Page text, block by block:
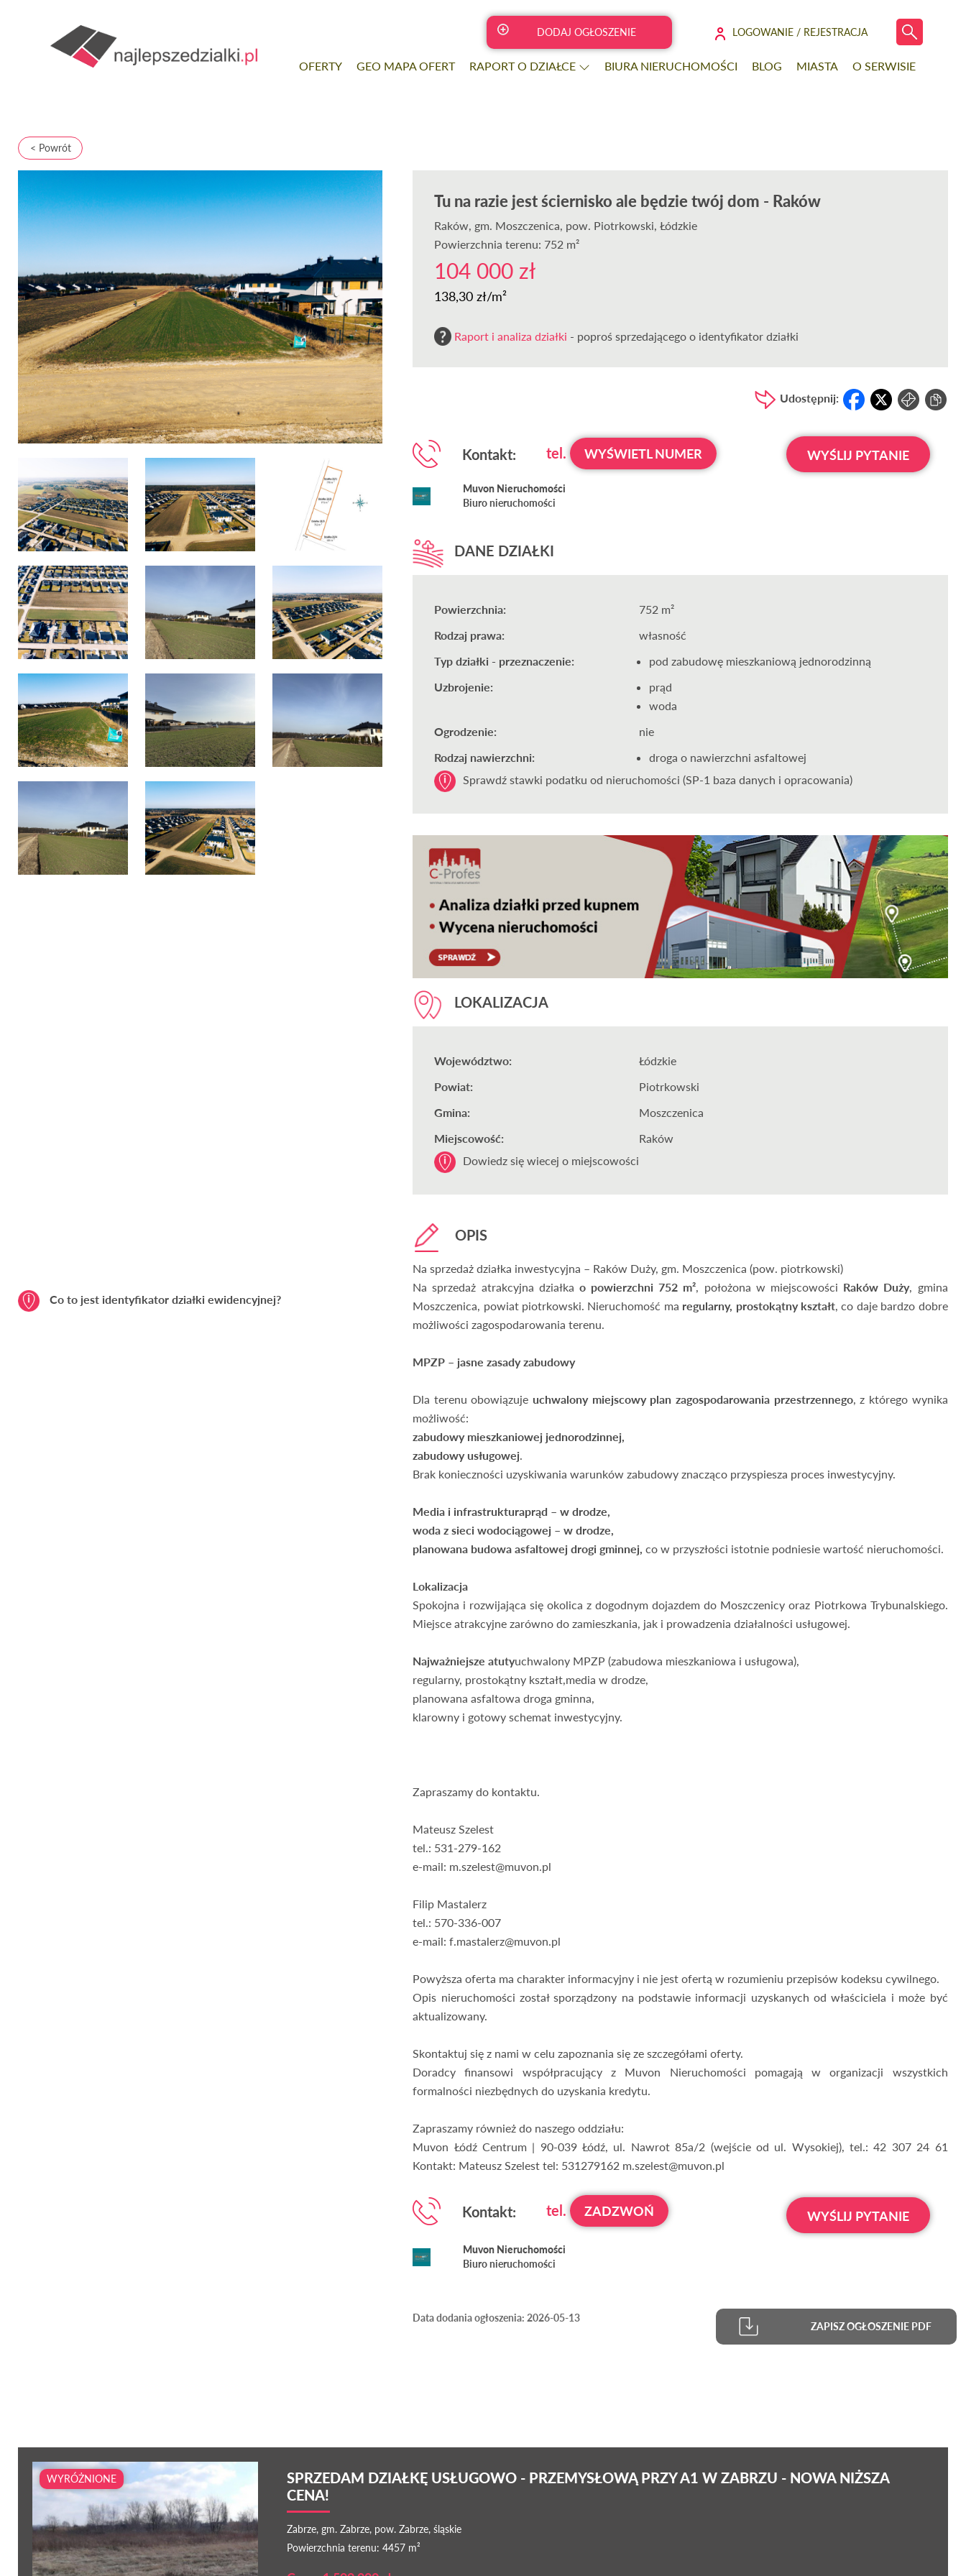
DODAJ OGŁOSZENIE LOGOWANIE / REJESTRACJA
OFERTY GEO MAPA OFERT RAPORT O DZIAŁCE BIURA NIERUCHOMOŚCI BLOG MIASTA O SERWISIE
< Powrót
Co to jest identyfikator działki ewidencyjnej?
Tu na razie jest ściernisko ale będzie twój dom - Raków
Raków, gm. Moszczenica, pow. Piotrkowski, Łódzkie
Powierzchnia terenu: 752 m²
104 000 zł
138,30 zł/m²
Raport i analiza działki - poproś sprzedającego o identyfikator działki
Udostępnij:
Kontakt: tel. WYŚWIETL NUMER WYŚLIJ PYTANIE
Muvon Nieruchomości
Biuro nieruchomości
DANE DZIAŁKI
Powierzchnia:
752 m²
Rodzaj prawa:
własność
Typ działki - przeznaczenie:
pod zabudowę mieszkaniową jednorodzinną
Uzbrojenie:
prąd
woda
Ogrodzenie:
nie
Rodzaj nawierzchni:
droga o nawierzchni asfaltowej
Sprawdź stawki podatku od nieruchomości (SP-1 baza danych i opracowania)
LOKALIZACJA
Województwo:
Łódzkie
Powiat:
Piotrkowski
Gmina:
Moszczenica
Miejscowość:
Raków
Dowiedz się wiecej o miejscowości
OPIS
Na sprzedaż działka inwestycyjna – Raków Duży, gm. Moszczenica (pow. piotrkowski)
Na sprzedaż atrakcyjna działka o powierzchni 752 m², położona w miejscowości Raków Duży, gmina
Moszczenica, powiat piotrkowski. Nieruchomość ma regularny, prostokątny kształt, co daje bardzo dobre
możliwości zagospodarowania terenu.
MPZP – jasne zasady zabudowy
Dla terenu obowiązuje uchwalony miejscowy plan zagospodarowania przestrzennego, z którego wynika
możliwość:
zabudowy mieszkaniowej jednorodzinnej,
zabudowy usługowej.
Brak konieczności uzyskiwania warunków zabudowy znacząco przyspiesza proces inwestycyjny.
Media i infrastrukturaprąd – w drodze,
woda z sieci wodociągowej – w drodze,
planowana budowa asfaltowej drogi gminnej,co w przyszłości istotnie podniesie wartość nieruchomości.
Lokalizacja
Spokojna i rozwijająca się okolica z dogodnym dojazdem do Moszczenicy oraz Piotrkowa Trybunalskiego.
Miejsce atrakcyjne zarówno do zamieszkania, jak i prowadzenia działalności usługowej.
Najważniejsze atutyuchwalony MPZP (zabudowa mieszkaniowa i usługowa),
regularny, prostokątny kształt,media w drodze,
planowana asfaltowa droga gminna,
klarowny i gotowy schemat inwestycyjny.
Zapraszamy do kontaktu.
Mateusz Szelest
tel.: 531-279-162
e-mail: m.szelest@muvon.pl
Filip Mastalerz
tel.: 570-336-007
e-mail: f.mastalerz@muvon.pl
Powyższa oferta ma charakter informacyjny i nie jest ofertą w rozumieniu przepisów kodeksu cywilnego.
Opis nieruchomości został sporządzony na podstawie informacji uzyskanych od właściciela i może być
aktualizowany.
Skontaktuj się z nami w celu zapoznania się ze szczegółami oferty.
Doradcy finansowi współpracujący z Muvon Nieruchomości pomagają w organizacji wszystkich
formalności niezbędnych do uzyskania kredytu.
Zapraszamy również do naszego oddziału:
Muvon Łódź Centrum | 90-039 Łódź, ul. Nawrot 85a/2 (wejście od ul. Wysokiej), tel.: 42 307 24 61
Kontakt: Mateusz Szelest tel: 531279162 m.szelest@muvon.pl
Kontakt: tel. ZADZWOŃ WYŚLIJ PYTANIE
Muvon Nieruchomości
Biuro nieruchomości
Data dodania ogłoszenia: 2026-05-13
ZAPISZ OGŁOSZENIE PDF
WYRÓŻNIONE
SPRZEDAM DZIAŁKĘ USŁUGOWO - PRZEMYSŁOWĄ PRZY A1 W ZABRZU - NOWA NIŻSZA
CENA!
Zabrze, gm. Zabrze, pow. Zabrze, śląskie
Powierzchnia terenu: 4457 m²